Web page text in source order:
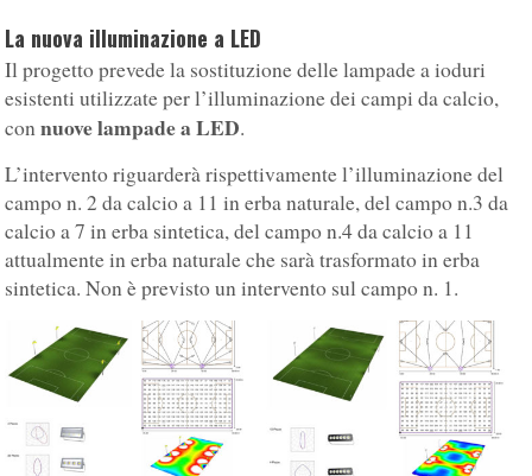
La nuova illuminazione a LED
Il progetto prevede la sostituzione delle lampade a ioduri
esistenti utilizzate per l’illuminazione dei campi da calcio,
connuove lampade a LED.
L’intervento riguarderà rispettivamente l’illuminazione del
campo n. 2 da calcio a 11 in erba naturale, del campo n.3 da
calcio a 7 in erba sintetica, del campo n.4 da calcio a 11
attualmente in erba naturale che sarà trasformato in erba
sintetica. Non è previsto un intervento sul campo n. 1.